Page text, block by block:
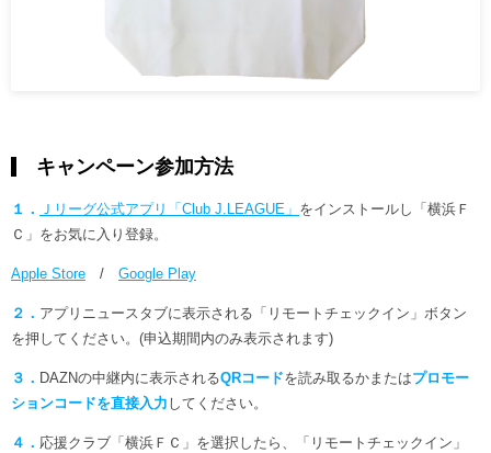
キャンペーン参加方法
１． Ｊリーグ公式アプリ「Club J.LEAGUE」 をインストールし「横浜Ｆ
Ｃ」をお気に入り登録。
Apple Store / Google Play
２． アプリニュースタブに表示される「リモートチェックイン」ボタン
を押してください。(申込期間内のみ表示されます)
３． DAZNの中継内に表示されるQRコードを読み取るかまたはプロモー
ションコードを直接入力 してください。
４． 応援クラブ「横浜ＦＣ」を選択したら、「リモートチェックイン」